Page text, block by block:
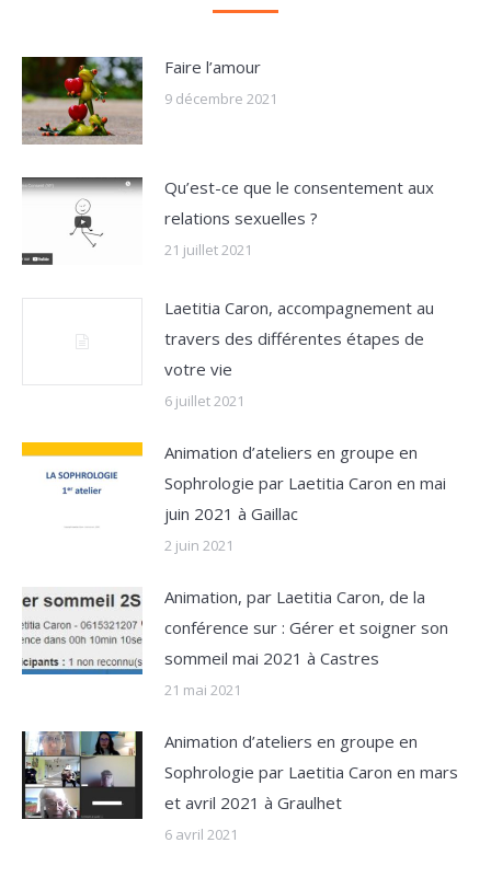
Faire l’amour
9 décembre 2021
Qu’est-ce que le consentement aux
relations sexuelles ?
21 juillet 2021
Laetitia Caron, accompagnement au
travers des différentes étapes de
votre vie
6 juillet 2021
Animation d’ateliers en groupe en
Sophrologie par Laetitia Caron en mai
juin 2021 à Gaillac
2 juin 2021
Animation, par Laetitia Caron, de la
conférence sur : Gérer et soigner son
sommeil mai 2021 à Castres
21 mai 2021
Animation d’ateliers en groupe en
Sophrologie par Laetitia Caron en mars
et avril 2021 à Graulhet
6 avril 2021